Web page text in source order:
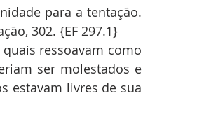
para a tentação.
302. {EF 297.1}
ressoavam como
ser molestados e
estavam livres de sua